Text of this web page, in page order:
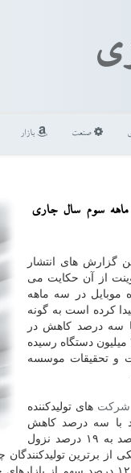
صنعت بازار
ماهه سوم سال جاری
گزارش های انتشار
از آن حكایت می
موبایل در سه ماهه
ای پیدا كرده است به گونه
سه درصد كاهش در
مقایسه با مدت مشابه سال قبل میلادی، به ۳۸۶.۸ میلیون دستگاه رسیده
و تحقیقات موسسه
شركت های تولیدكننده
با سه درصد كاهش
نسبت به سه ماهه سوم سال گذشته، از ۲۱ درصد به ۱۹ درصد نزول